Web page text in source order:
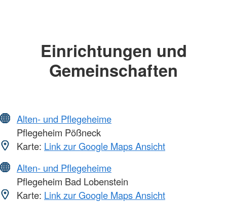
Einrichtungen und
Gemeinschaften
Alten- und Pflegeheime
Pflegeheim Pößneck
Karte: Link zur Google Maps Ansicht
Alten- und Pflegeheime
Pflegeheim Bad Lobenstein
Karte: Link zur Google Maps Ansicht